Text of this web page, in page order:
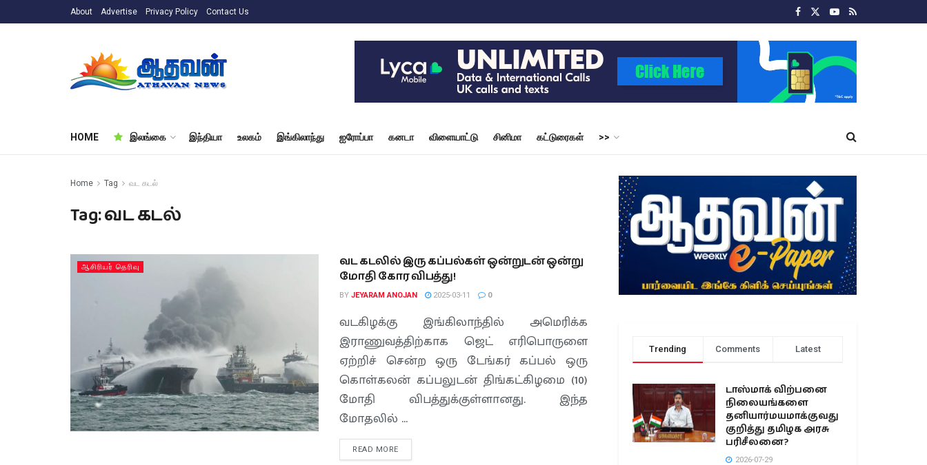
About Advertise Privacy Policy Contact Us
HOME இலங்கை இந்தியா உலகம் இங்கிலாந்து ஐரோப்பா கனடா விளையாட்டு சினிமா கட்டுரைகள் >>
Home Tag வட கடல்
Tag:வட கடல்
ஆசிரியர் தெரிவு
வட கடலில் இரு கப்பல்கள் ஒன்றுடன் ஒன்று
மோதி கோர விபத்து!
BY JEYARAM ANOJAN 2025-03-11 0
வடகிழக்கு இங்கிலாந்தில் அமெரிக்க
இராணுவத்திற்காக ஜெட் எரிபொருளை
ஏற்றிச் சென்ற ஒரு டேங்கர் கப்பல் ஒரு
கொள்கலன் கப்பலுடன் திங்கட்கிழமை (10)
மோதி விபத்துக்குள்ளானது. இந்த
மோதலில் ...
READ MORE
Trending Comments Latest
டாஸ்மாக் விற்பனை
நிலையங்களை
தனியார்மயமாக்குவது
குறித்து தமிழக அரசு
பரிசீலனை?
2026-07-29